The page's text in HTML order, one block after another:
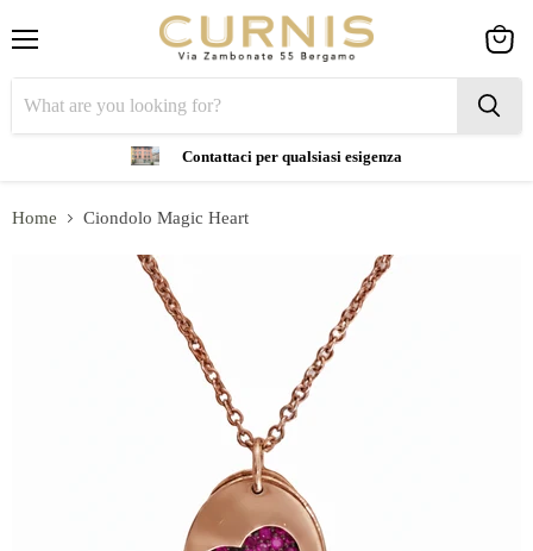
Contattaci per qualsiasi esigenza
cart
Home Ciondolo Magic Heart